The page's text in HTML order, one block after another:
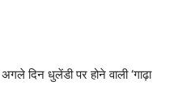
दिन धुलेंडी पर होने वाली ‘गाढ़ा